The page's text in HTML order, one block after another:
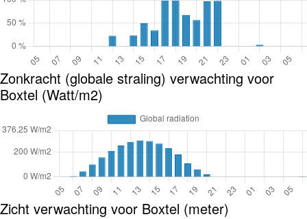
Zonkracht (globale straling) verwachting voor
Boxtel (Watt/m2)
Zicht verwachting voor Boxtel (meter)